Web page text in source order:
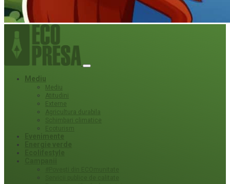
Mediu
Mediu
Atitudini
Externe
Agricultura durabila
Schimbari climatice
Ecoturism